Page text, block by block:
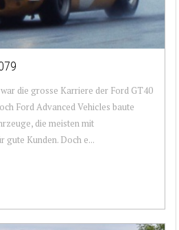
die grosse Karriere der Ford GT40
Ford Advanced Vehicles baute
die meisten mit
gute Kunden. Doch e...